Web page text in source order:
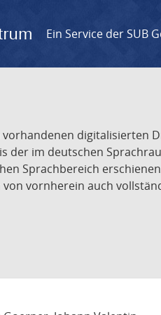
Ein Service der SUB
digitalisierten
im deutschen
Sprachbereich
vornherein auch